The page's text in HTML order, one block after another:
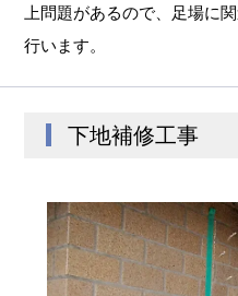
上問題があるので、足場に
行います。
下地補修工事